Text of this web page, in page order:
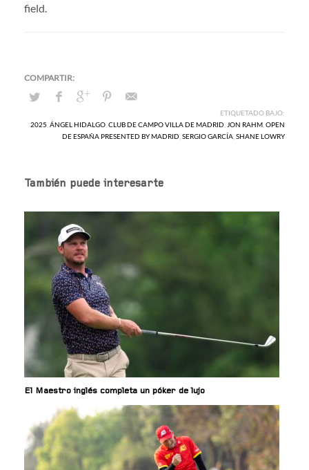
field.
ETIQUETADO BAJO:
2025 ÁNGEL HIDALGO CLUB DE CAMPO VILLA DE MADRID JON RAHM OPEN
DE ESPAÑA PRESENTED BY MADRID SERGIO GARCÍA SHANE LOWRY
También puede interesarte
El Maestro inglés completa un póker de lujo